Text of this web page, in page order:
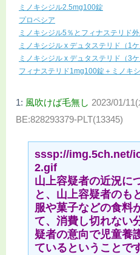
ミノキシジル2.5mg100錠
プロペシア
ミノキシジル5％とフィナステリド
ミノキシジル x デュタステリド（1ケ
ミノキシジル x デュタステリド（3ケ
フィナステリド1mg100錠＋ミノキ
1: 風吹けば毛無し 2023/01/
BE:828293379-PLT(13345)
sssp://img.5ch.net/
2.gif
山上容疑者の近況に
と、山上容疑者のも
服や菓子などの食料
て、消費し切れない
疑者の意向で児童養
ているということで